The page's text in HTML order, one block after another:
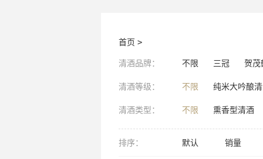
首页 >
清酒品牌： 不限 三冠 贺茂
清酒等级： 不限 纯米大吟酿
清酒类型： 不限 熏香型清酒
排序： 默认 销量